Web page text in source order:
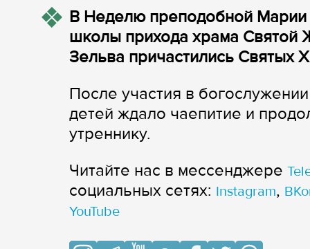
В Неделю преподобной Марии
школы прихода храма Святой
Зельва причастились Святых
После участия в
детей ждало чаепитие и
утреннику.
Читайте нас в мессенджере
cоциальных сетях: Instagram,
YouTube